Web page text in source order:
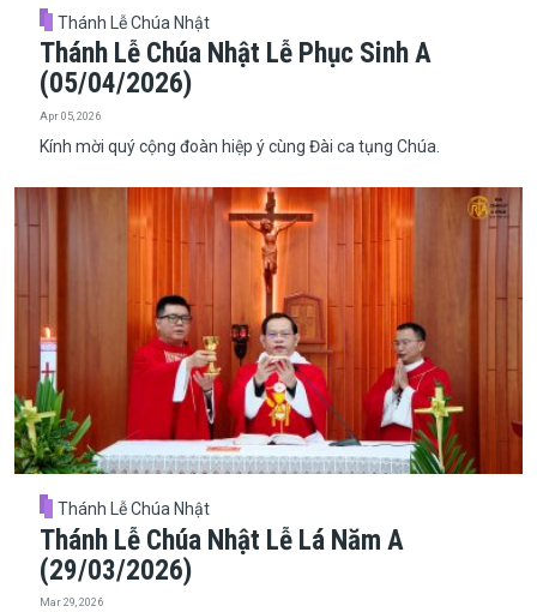
Thánh Lễ Chúa Nhật
Thánh Lễ Chúa Nhật Lễ Phục Sinh A
(05/04/2026)
Apr 05, 2026
Kính mời quý cộng đoàn hiệp ý cùng Đài ca tụng Chúa.
Thánh Lễ Chúa Nhật
Thánh Lễ Chúa Nhật Lễ Lá Năm A
(29/03/2026)
Mar 29, 2026